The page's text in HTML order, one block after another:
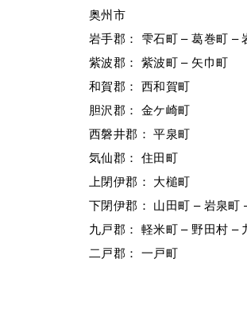
奥州市
岩手郡： 雫石町 – 葛巻町 –
紫波郡： 紫波町 – 矢巾町
和賀郡： 西和賀町
胆沢郡： 金ケ崎町
西磐井郡： 平泉町
気仙郡： 住田町
上閉伊郡： 大槌町
下閉伊郡： 山田町 – 岩泉町
九戸郡： 軽米町 – 野田村 –
二戸郡： 一戸町